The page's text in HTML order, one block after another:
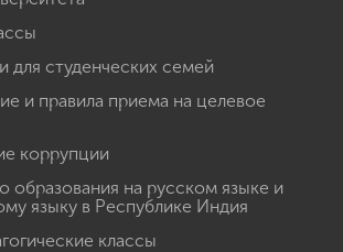
студенческих семей
и правила приема на целевое
коррупции
образования на русском языке и
языку в Республике Индия
классы